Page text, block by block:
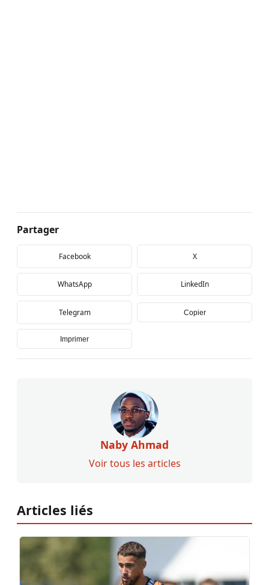
Partager
Facebook X
WhatsApp LinkedIn
Telegram Copier
Imprimer
Naby Ahmad
Voir tous les articles
Articles liés